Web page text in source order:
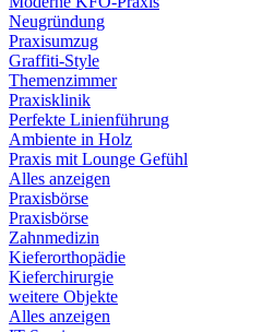
Neugründung
Praxisumzug
Graffiti-Style
Themenzimmer
Praxisklinik
Perfekte Linienführung
Ambiente in Holz
Praxis mit Lounge Gefühl
Alles anzeigen
Praxisbörse
Praxisbörse
Zahnmedizin
Kieferorthopädie
Kieferchirurgie
weitere Objekte
Alles anzeigen